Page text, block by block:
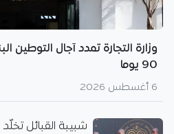
وزارة التجارة تمدد آجال التوطين
90 يوما
6 أغسطس 2026
شبيبة القبائل